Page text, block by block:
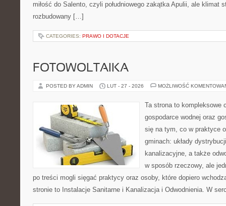
miłość do Salento, czyli południowego zakątka Apulii, ale klimat
rozbudowany […]
CATEGORIES: PRAWO I DOTACJE
FOTOWOLTAIKA
POSTED BY ADMIN LUT - 27 - 2026 MOŻLIWOŚĆ
Ta strona to kompleksowe
gospodarce wodnej oraz
się na tym, co w praktyce
gminach: układy
kanalizacyjne, a także
w sposób rzeczowy, ale
po treści mogli sięgać praktycy oraz osoby, które dopiero
stronie to Instalacje Sanitarne i Kanalizacja i Odwodnienia. W